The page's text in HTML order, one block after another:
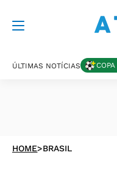
ÚLTIMAS NOTÍCIAS
HOME>BRASIL